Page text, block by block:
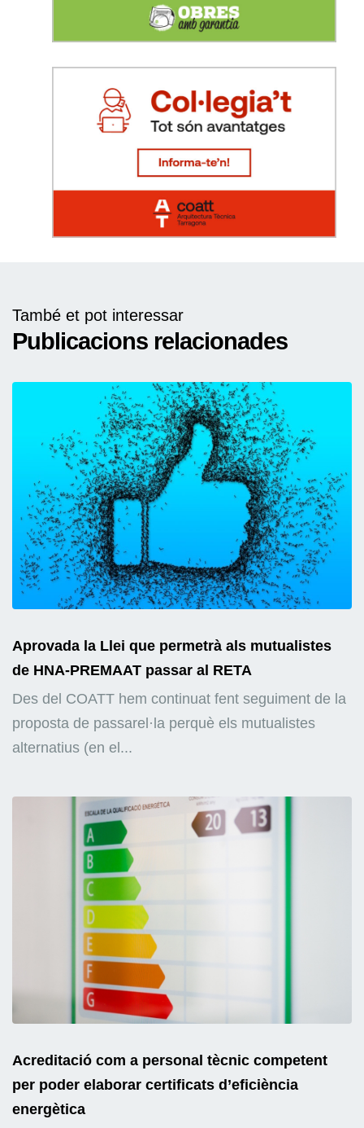
També et pot interessar
Publicacions relacionades
Aprovada la Llei que permetrà als mutualistes
de HNA-PREMAAT passar al RETA
Des del COATT hem continuat fent seguiment de la
proposta de passarel·la perquè els mutualistes
alternatius (en el...
Acreditació com a personal tècnic competent
per poder elaborar certificats d’eficiència
energètica